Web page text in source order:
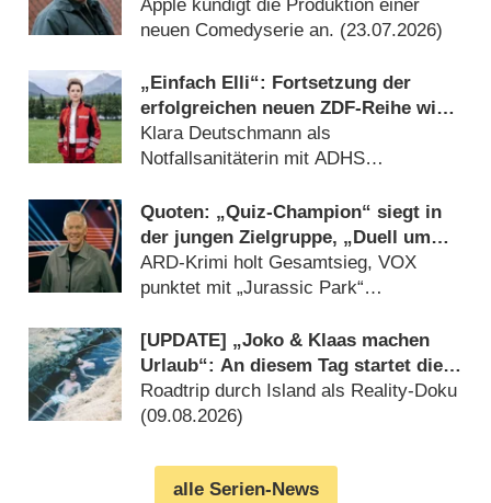
Apple kündigt die Produktion einer
neuen Comedyserie an. (23.07.2026)
„Einfach Elli“: Fortsetzung der
erfolgreichen neuen ZDF-Reihe wird
gedreht
Klara Deutschmann als
Notfallsanitäterin mit ADHS
Quoten: „Quiz-Champion“ siegt in
der jungen Zielgruppe, „Duell um
die Welt“-Best-of geht völlig unter
ARD-Krimi holt Gesamtsieg, VOX
punktet mit „Jurassic Park“
[UPDATE] „Joko & Klaas machen
Urlaub“: An diesem Tag startet die
neue Sendung des Entertainer-Duos
Roadtrip durch Island als Reality-Doku
(09.08.2026)
alle Serien-News